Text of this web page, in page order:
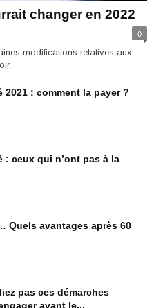
changer en 2022
0
modifications relatives aux
2021 : comment la payer ?
: ceux qui n’ont pas à la
Quels avantages après 60
pas ces démarches
avant le...